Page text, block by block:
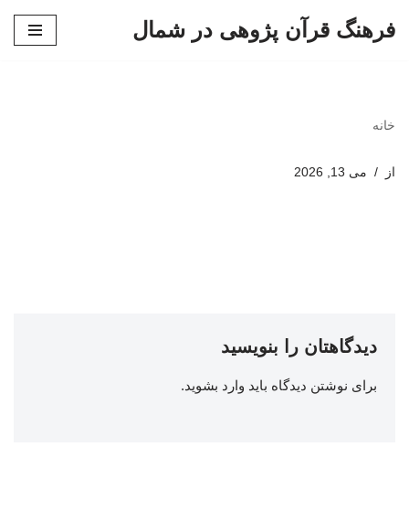
فرهنگ قرآن پژوهی در شمال
خانه
از می 13, 2026
دیدگاهتان را بنویسید
برای نوشتن دیدگاه باید وارد بشوید.